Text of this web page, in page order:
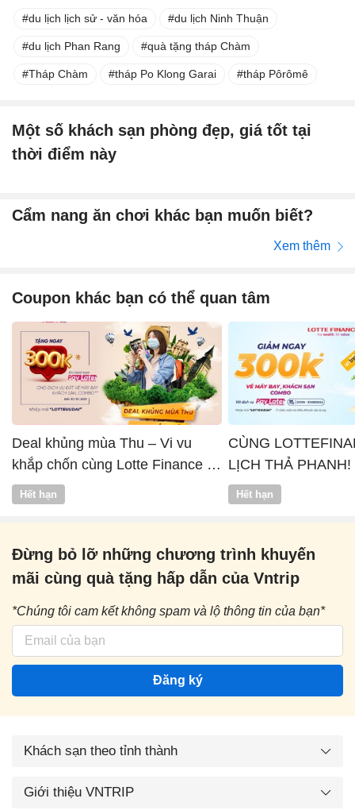
du lịch lịch sử - văn hóa du lịch Ninh Thuận
du lịch Phan Rang quà tặng tháp Chàm
Tháp Chàm tháp Po Klong Garai tháp Pôrômê
Một số khách sạn phòng đẹp, giá tốt tại
thời điểm này
Cẩm nang ăn chơi khác bạn muốn biết?
Xem thêm
Coupon khác bạn có thể quan tâm
Deal khủng mùa Thu – Vi vu
khắp chốn cùng Lotte Finance x
Vntrip
Hết hạn
CÙNG
LỊCH THẢ PHANH!
Hết hạn
Đừng bỏ lỡ những chương trình khuyến
mãi cùng quà tặng hấp dẫn của Vntrip
*Chúng tôi cam kết không spam và lộ thông tin của bạn*
Đăng ký
Khách sạn theo tỉnh thành
Giới thiệu VNTRIP